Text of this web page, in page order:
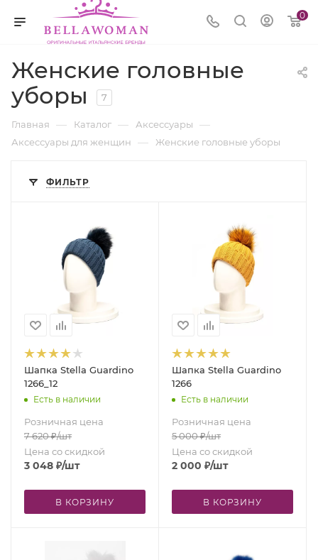
0
Женские головные
уборы
7
Главная — Каталог — Аксессуары —
Аксессуары для женщин — Женские головные уборы
ФИЛЬТР
Шапка Stella Guardino
1266_12
Есть в наличии
Розничная цена
7 620₽/шт
Цена со скидкой
3 048 ₽/шт
В КОРЗИНУ
Шапка Stella Guardino
1266
Есть в наличии
Розничная цена
5 000₽/шт
Цена со скидкой
2 000 ₽/шт
В КОРЗИНУ